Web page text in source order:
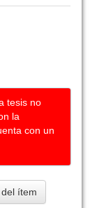
tesis no
la
con un
ítem